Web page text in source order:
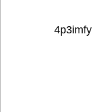
4p3imfy